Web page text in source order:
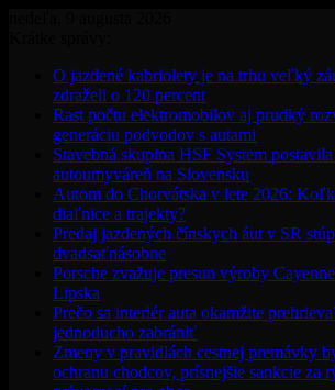
O jazdené kabriolety je na trhu veľký
zdraželi o 120 percent
Rast počtu elektromobilov aj prudký
generáciu podvodov s autami
Stavebná skupina HSF System
autoumyváreň na Slovensku
Autom do Chorvátska v lete 2026:
diaľnice a trajekty?
Predaj jazdených čínskych áut v SR
dvadsaťnásobne
Porsche zvažuje presun výroby
Lipska
Prečo sa interiér auta okamžite
jednoducho zabrániť
Zmeny v pravidlách cestnej premávky
ochranu chodcov, prísnejšie sankcie za